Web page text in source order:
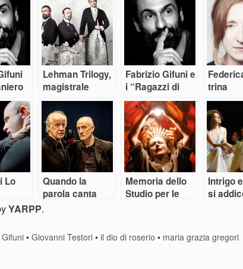
Lehman Trilogy,
magistrale
storia di un
crollo
Fabrizio Gifuni e
i “Ragazzi di
vita” di PPP
trina
Lo
e
Quando la
parola canta
Memoria dello
Studio per le
Intrigo
si
YARPP.
•Giovanni Testori •il dio di roserio • maria grazia gregori